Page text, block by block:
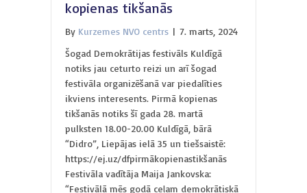
kopienas tikšanās
By Kurzemes NVO centrs | 7. marts, 2024
Šogad Demokrātijas festivāls Kuldīgā
notiks jau ceturto reizi un arī šogad
festivāla organizēšanā var piedalīties
ikviens interesents. Pirmā kopienas
tikšanās notiks šī gada 28. martā
pulksten 18.00-20.00 Kuldīgā, bārā
“Didro”, Liepājas ielā 35 un tiešsaistē:
https://ej.uz/dfpirmākopienastikšanās
Festivāla vadītāja Maija Jankovska:
“Festivālā mēs godā ceļam demokrātiskā